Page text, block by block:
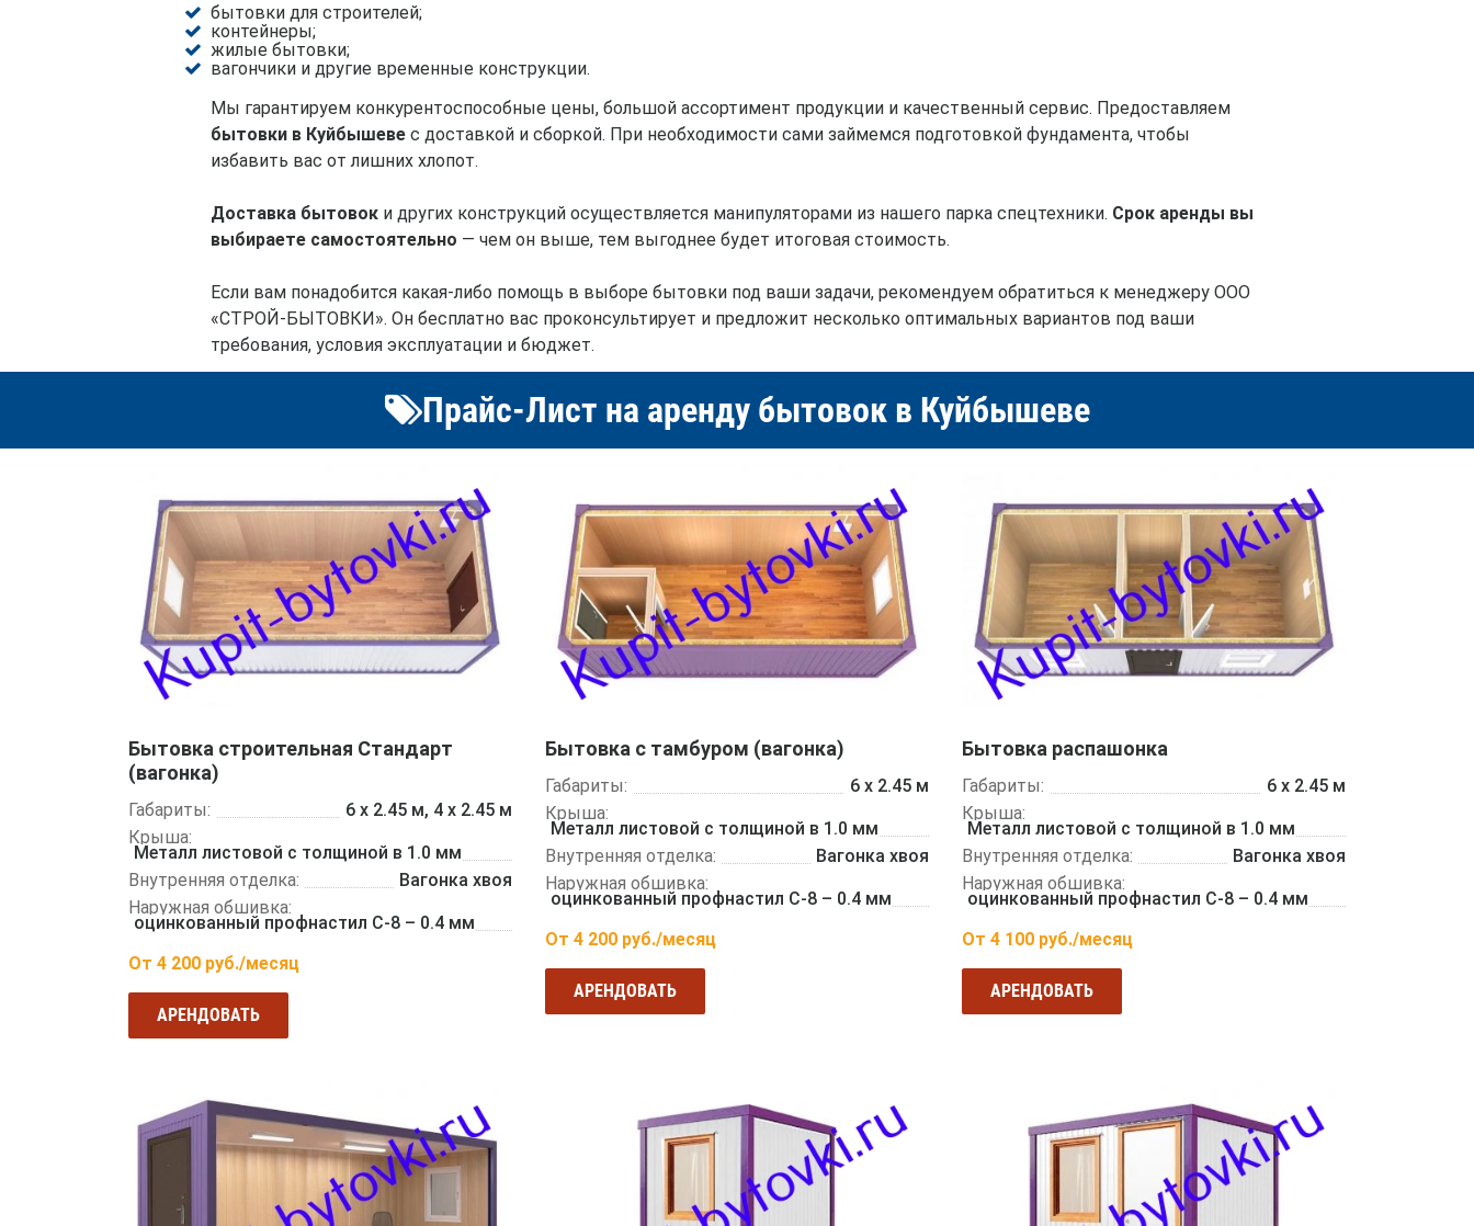
бытовки для строителей;
контейнеры;
жилые бытовки;
вагончики и другие временные конструкции.
Мы гарантируем конкурентоспособные цены, большой ассортимент продукции и качественный сервис. Предоставляем
бытовки в Куйбышеве с доставкой и сборкой. При необходимости сами займемся подготовкой фундамента, чтобы
избавить вас от лишних хлопот.
Доставка бытовок и других конструкций осуществляется манипуляторами из нашего парка спецтехники. Срок аренды вы
выбираете самостоятельно — чем он выше, тем выгоднее будет итоговая стоимость.
Если вам понадобится какая-либо помощь в выборе бытовки под ваши задачи, рекомендуем обратиться к менеджеру ООО
«СТРОЙ-БЫТОВКИ». Он бесплатно вас проконсультирует и предложит несколько оптимальных вариантов под ваши
требования, условия эксплуатации и бюджет.
Прайс-Лист на аренду бытовок в Куйбышеве
Бытовка строительная Стандарт
(вагонка)
Габариты:
6 х 2.45 м, 4 х 2.45 м
Крыша:
Металл листовой с толщиной в 1.0 мм
Внутренняя отделка:
Вагонка хвоя
Наружная обшивка:
оцинкованный профнастил С-8 – 0.4 мм
От 4 200 руб./месяц
АРЕНДОВАТЬ
Бытовка с тамбуром (вагонка)
Габариты:
6 х 2.45 м
Крыша:
Металл листовой с толщиной в 1.0 мм
Внутренняя отделка:
Вагонка хвоя
Наружная обшивка:
оцинкованный профнастил С-8 – 0.4 мм
От 4 200руб./месяц
АРЕНДОВАТЬ
Бытовка распашонка
Габариты:
6 х 2.45 м
Крыша:
Металл листовой с толщиной в 1.0 мм
Внутренняя отделка:
Вагонка хвоя
Наружная обшивка:
оцинкованный профнастил С-8 – 0.4 мм
От 4 100руб./месяц
АРЕНДОВАТЬ